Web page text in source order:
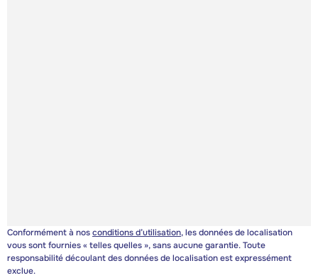
Conformément à nosconditions d’utilisation, les données de localisation
vous sont fournies « telles quelles », sans aucune garantie. Toute
responsabilité découlant des données de localisation est expressément
exclue.